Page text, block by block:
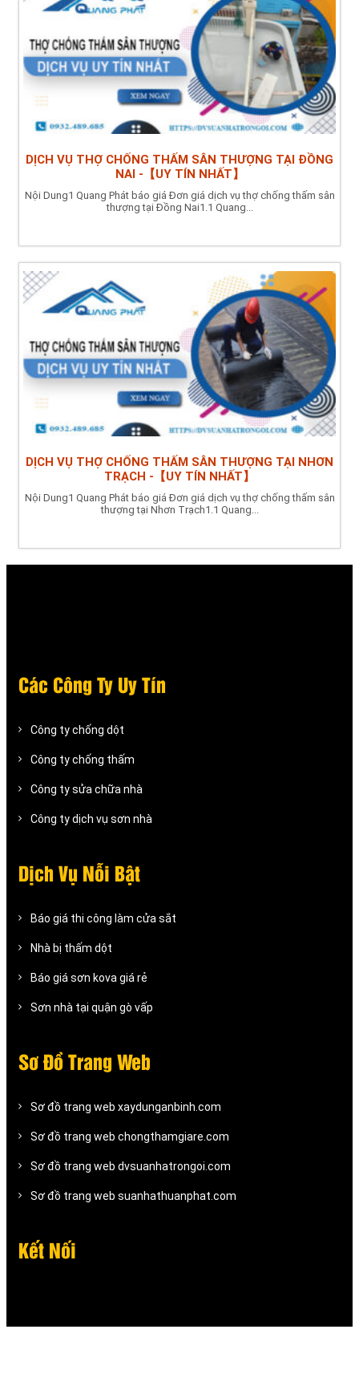
DỊCH VỤ THỢ CHỐNG THẤM SÂN THƯỢNG TẠI ĐỒNG
NAI -【UY TÍN NHẤT】
Nội Dung1 Quang Phát báo giá Đơn giá dịch vụ thợ chống thấm sân
thượng tại Đồng Nai1.1 Quang...
DỊCH VỤ THỢ CHỐNG THẤM SÂN THƯỢNG TẠI NHƠN
TRẠCH -【UY TÍN NHẤT】
Nội Dung1 Quang Phát báo giá Đơn giá dịch vụ thợ chống thấm sân
thượng tại Nhơn Trạch1.1 Quang...
Các Công Ty Uy Tín
Công ty chống dột
Công ty chống thấm
Công ty sửa chữa nhà
Công ty dịch vụ sơn nhà
Dịch Vụ Nỗi Bật
Báo giá thi công làm cửa sắt
Nhà bị thấm dột
Báo giá sơn kova giá rẻ
Sơn nhà tại quận gò vấp
Sơ Đồ Trang Web
Sơ đồ trang web xaydunganbinh.com
Sơ đồ trang web chongthamgiare.com
Sơ đồ trang web dvsuanhatrongoi.com
Sơ đồ trang web suanhathuanphat.com
Kết Nối